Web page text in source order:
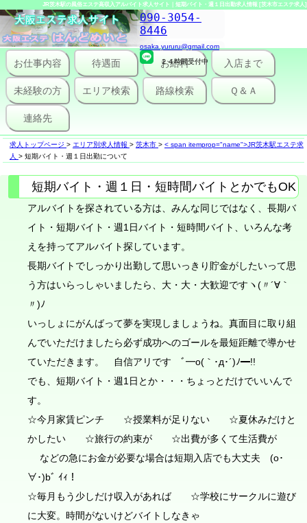
JR茨木駅の風俗エステ高収入アルバイト求人サイト｜短期バイト・週１日出勤求人情報 [茨木市エステ求人]
090-3054-
8446
osaka.yururu@gmail.com
２４時間受付中
お仕事内容 待遇面 お給料 入店まで
未経験の方 エリア検索 路線検索 Ｑ＆Ａ
連絡先
求人トップページ > エリア別求人情報 > 茨木市 > < span itemprop="name">JR茨木駅エステ求
人 > 短期バイト・週１日出勤について
短期バイト・週１日・短時間バイトとかでもOK
アルバイトを探されている方は、みんな同じではなく、長期バ
イト・短期バイト・週1日バイト・短時間バイト、いろんな考
えを持ってアルバイト探しています。
長期バイトでしっかり出勤して思いっきり貯金がしたいって思
う方はいらっしゃいましたら、大・大・大歓迎ですヽ(〃´∀｀
〃)ﾉ
いっしょにがんばって夢を実現しましょうね。真面目に取り組
んでいただけましたら必ず成功へのゴールを最短距離で導かせ
ていただきます。 自信アリです ﾞ━o(｀･д･´)ﾉ━!!
でも、短期バイト・週1日とか・・・ちょっとだけでいいんで
す。
☆今月家賃ピンチ ☆授業料が足りない ☆夏休みだけと
かしたい ☆旅行の約束が ☆出費が多くて生活費が
などの急にお金が必要な場合は短期入店でも大丈夫 (o･
∀･)bﾞ ｲｨ！
☆毎月もう少しだけ収入があれば ☆学校にサークルに遊び
に大変。時間がないけどバイトしなきゃ